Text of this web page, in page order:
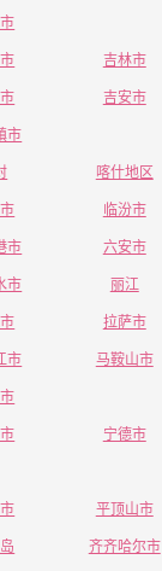
吉林市
吉安市
市
喀什地区
临汾市
市 六安市
市 丽江
拉萨市
市 马鞍山市
宁德市
平顶山市
齐齐哈尔市